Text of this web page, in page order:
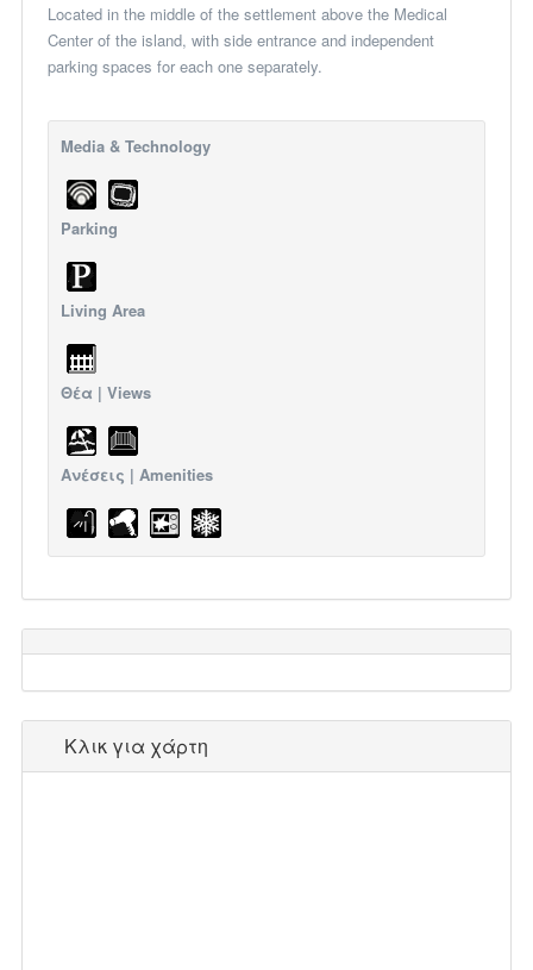
Located in the middle of the settlement above the Medical
Center of the island, with side entrance and independent
parking spaces for each one separately.
Media & Technology
Parking
Living Area
Θέα | Views
Ανέσεις | Amenities
Κλικ για χάρτη